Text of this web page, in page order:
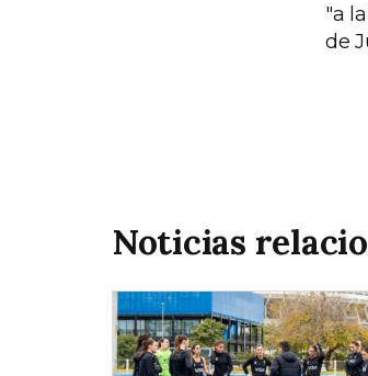
"a
de
Noticias